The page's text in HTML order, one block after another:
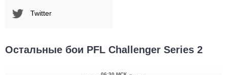
Twitter
Остальные бои PFL Challenger Series 2